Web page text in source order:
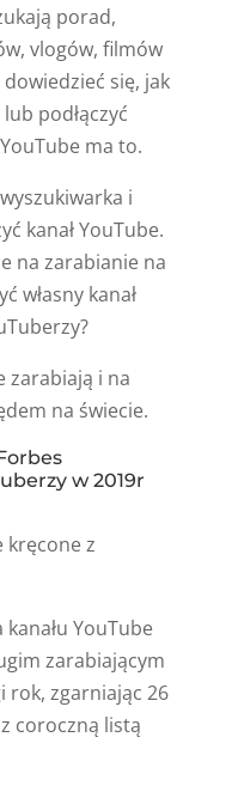
porad,
vlogów, filmów
się, jak
podłączyć
ma to.
i
kanał YouTube.
na zarabianie na
własny kanał
zarabiają i na
na świecie.
w 2019r
kręcone z
YouTube
zarabiającym
zgarniając 26
coroczną listą